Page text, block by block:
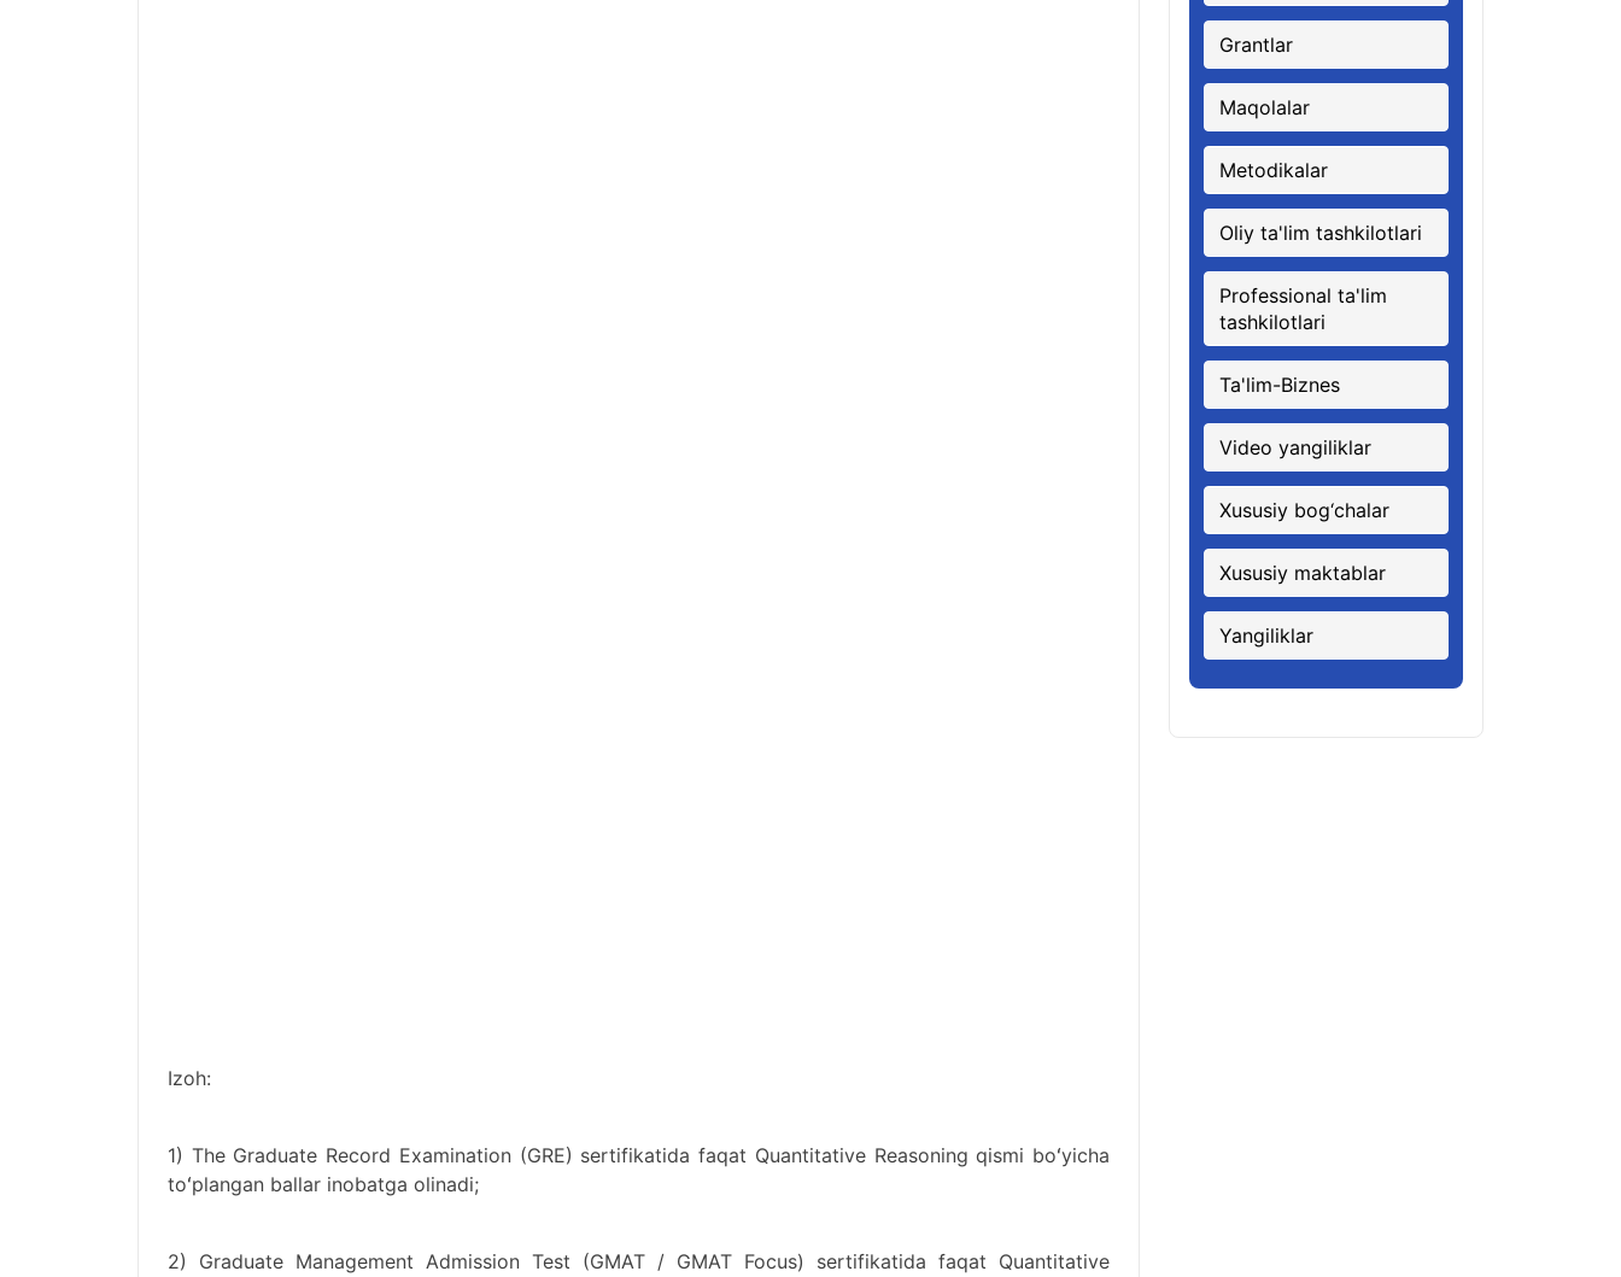
Izoh:
1) The Graduate Record Examination (GRE) sertifikatida faqat Quantitative Reasoning qismi boʻyicha
toʻplangan ballar inobatga olinadi;
2) Graduate Management Admission Test (GMAT / GMAT Focus) sertifikatida faqat Quantitative
Grantlar
Maqolalar
Metodikalar
Oliy ta'lim tashkilotlari
Professional ta'lim
tashkilotlari
Ta'lim-Biznes
Video yangiliklar
Xususiy bog‘chalar
Xususiy maktablar
Yangiliklar